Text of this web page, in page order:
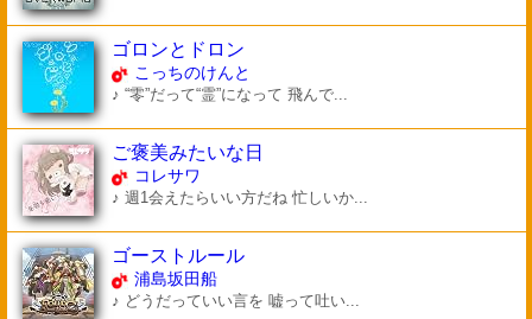
ゴロンとドロン
こっちのけんと
♪ “零”だって“霊”になって 飛んで...
ご褒美みたいな日
コレサワ
♪ 週1会えたらいい方だね 忙しいか...
ゴーストルール
浦島坂田船
♪ どうだっていい言を 嘘って吐い...